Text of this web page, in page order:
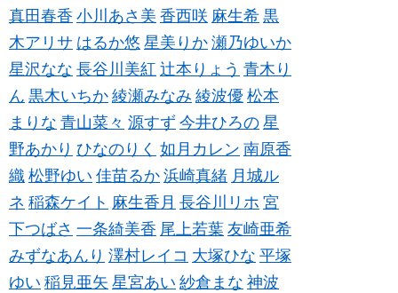
真田春香 小川あさ美 香西咲 麻生希 黒
木アリサ はるか悠 星美りか 瀬乃ゆいか
星沢なな 長谷川美紅 辻本りょう 青木り
ん 黒木いちか 綾瀬みなみ 綾波優 松本
まりな 青山菜々 源すず 今井ひろの 星
野あかり ひなのりく 如月カレン 南原香
織 松野ゆい 佳苗るか 浜崎真緒 月城ル
ネ 稲森ケイト 麻生香月 長谷川リホ 宮
下つばさ 一条綺美香 尾上若葉 友崎亜希
みずなあんり 澤村レイコ 大塚ひな 平塚
ゆい 稲見亜矢 星宮あい 紗倉まな 神波